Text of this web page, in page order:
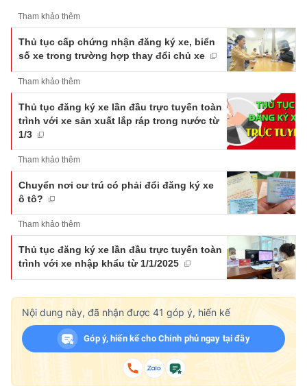
Tham khảo thêm
Thủ tục cấp chứng nhận đăng ký xe, biển
số xe trong trường hợp thay đổi chủ xe
Tham khảo thêm
Thủ tục đăng ký xe lần đầu trực tuyến toàn
trình với xe sản xuất lắp ráp trong nước từ
1/3
Tham khảo thêm
Chuyển nơi cư trú có phải đổi đăng ký xe
ô tô?
Tham khảo thêm
Thủ tục đăng ký xe lần đầu trực tuyến toàn
trình với xe nhập khẩu từ 1/1/2025
Nội dung này, đã nhận được 41 góp ý, hiến kế
Góp ý, hiến kế cho Chính phủ ngay tại đây